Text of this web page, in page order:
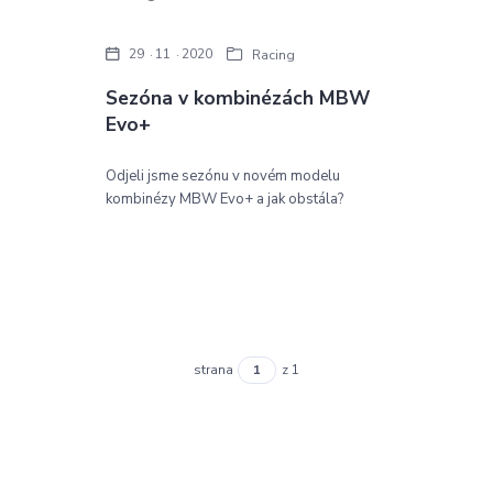
Sezóna v kombinézách MBW
Evo+
29 11 2020 Racing
Odjeli jsme sezónu v novém modelu
kombinézy MBW Evo+ a jak obstála?
strana z 1